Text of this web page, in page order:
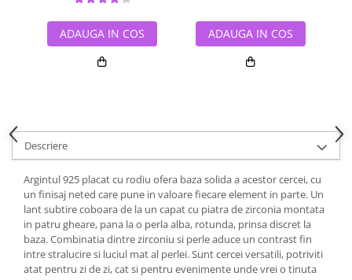
ADAUGA IN COS ADAUGA IN COS
Descriere
Argintul 925 placat cu rodiu ofera baza solida a acestor cercei, cu
un finisaj neted care pune in valoare fiecare element in parte. Un
lant subtire coboara de la un capat cu piatra de zirconia montata
in patru gheare, pana la o perla alba, rotunda, prinsa discret la
baza. Combinatia dintre zirconiu si perle aduce un contrast fin
intre stralucire si luciul mat al perlei. Sunt cercei versatili, potriviti
atat pentru zi de zi, cat si pentru evenimente unde vrei o tinuta